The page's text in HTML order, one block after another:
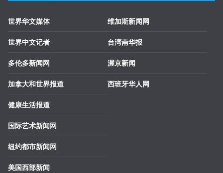
世界华文媒体
世界中文记者
多伦多新闻网
加拿大和世界报道
健康生活报道
国际艺术新闻网
纽约都市新闻网
美国西部新闻
维加斯新闻网
台湾南华报
渥京新闻
西班牙华人网